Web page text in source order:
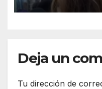
Deja un
Tu dirección de